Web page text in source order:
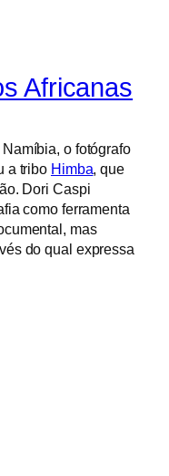
Africanas
o fotógrafo
a tribo Himba, que
Dori Caspi
como ferramenta
mas
do qual expressa